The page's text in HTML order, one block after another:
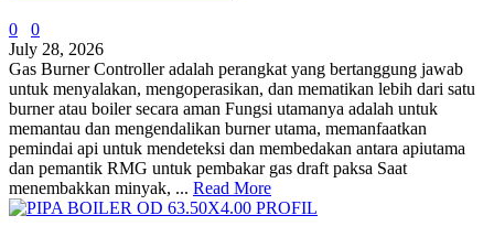
0
0
July 28, 2026
Gas Burner Controller adalah perangkat yang bertanggung jawab
untuk menyalakan, mengoperasikan, dan mematikan lebih dari satu
burner atau boiler secara aman Fungsi utamanya adalah untuk
memantau dan mengendalikan burner utama, memanfaatkan
pemindai api untuk mendeteksi dan membedakan antara apiutama
dan pemantik RMG untuk pembakar gas draft paksa Saat
menembakkan minyak, ... Read More